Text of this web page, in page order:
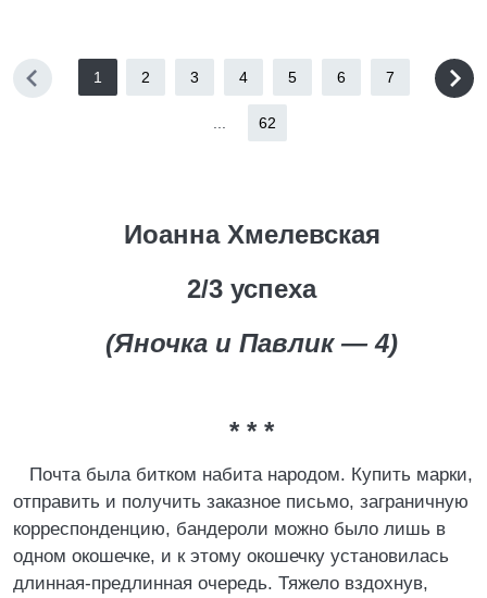
1 2 3 4 5 6 7
62
Иоанна Хмелевская
2/3 успеха
(Яночка и Павлик — 4)
* * *
Почта была битком набита народом. Купить марки,
отправить и получить заказное письмо, заграничную
корреспонденцию, бандероли можно было лишь в
одном окошечке, и к этому окошечку установилась
длинная-предлинная очередь. Тяжело вздохнув,